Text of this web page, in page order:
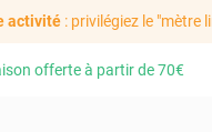
activité: privilégiez le "mètre
offerte à partir de70€